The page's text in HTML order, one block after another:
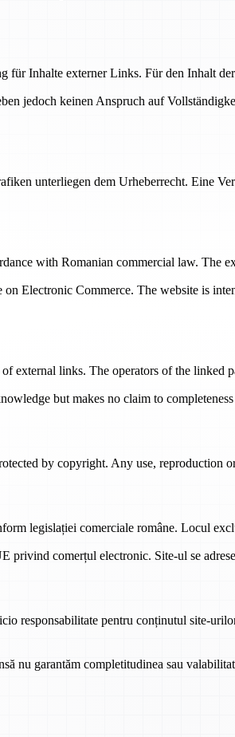
Inhalte externer Links. Für den Inhalt
jedoch keinen Anspruch auf
unterliegen dem Urheberrecht. Eine
with Romanian commercial law. The
Electronic Commerce. The website is
external links. The operators of the linked
but makes no claim to
by copyright. Any use, reproduction
legislației comerciale române. Locul
privind comerțul electronic. Site-ul se
responsabilitate pentru conținutul site-
nu garantăm completitudinea sau